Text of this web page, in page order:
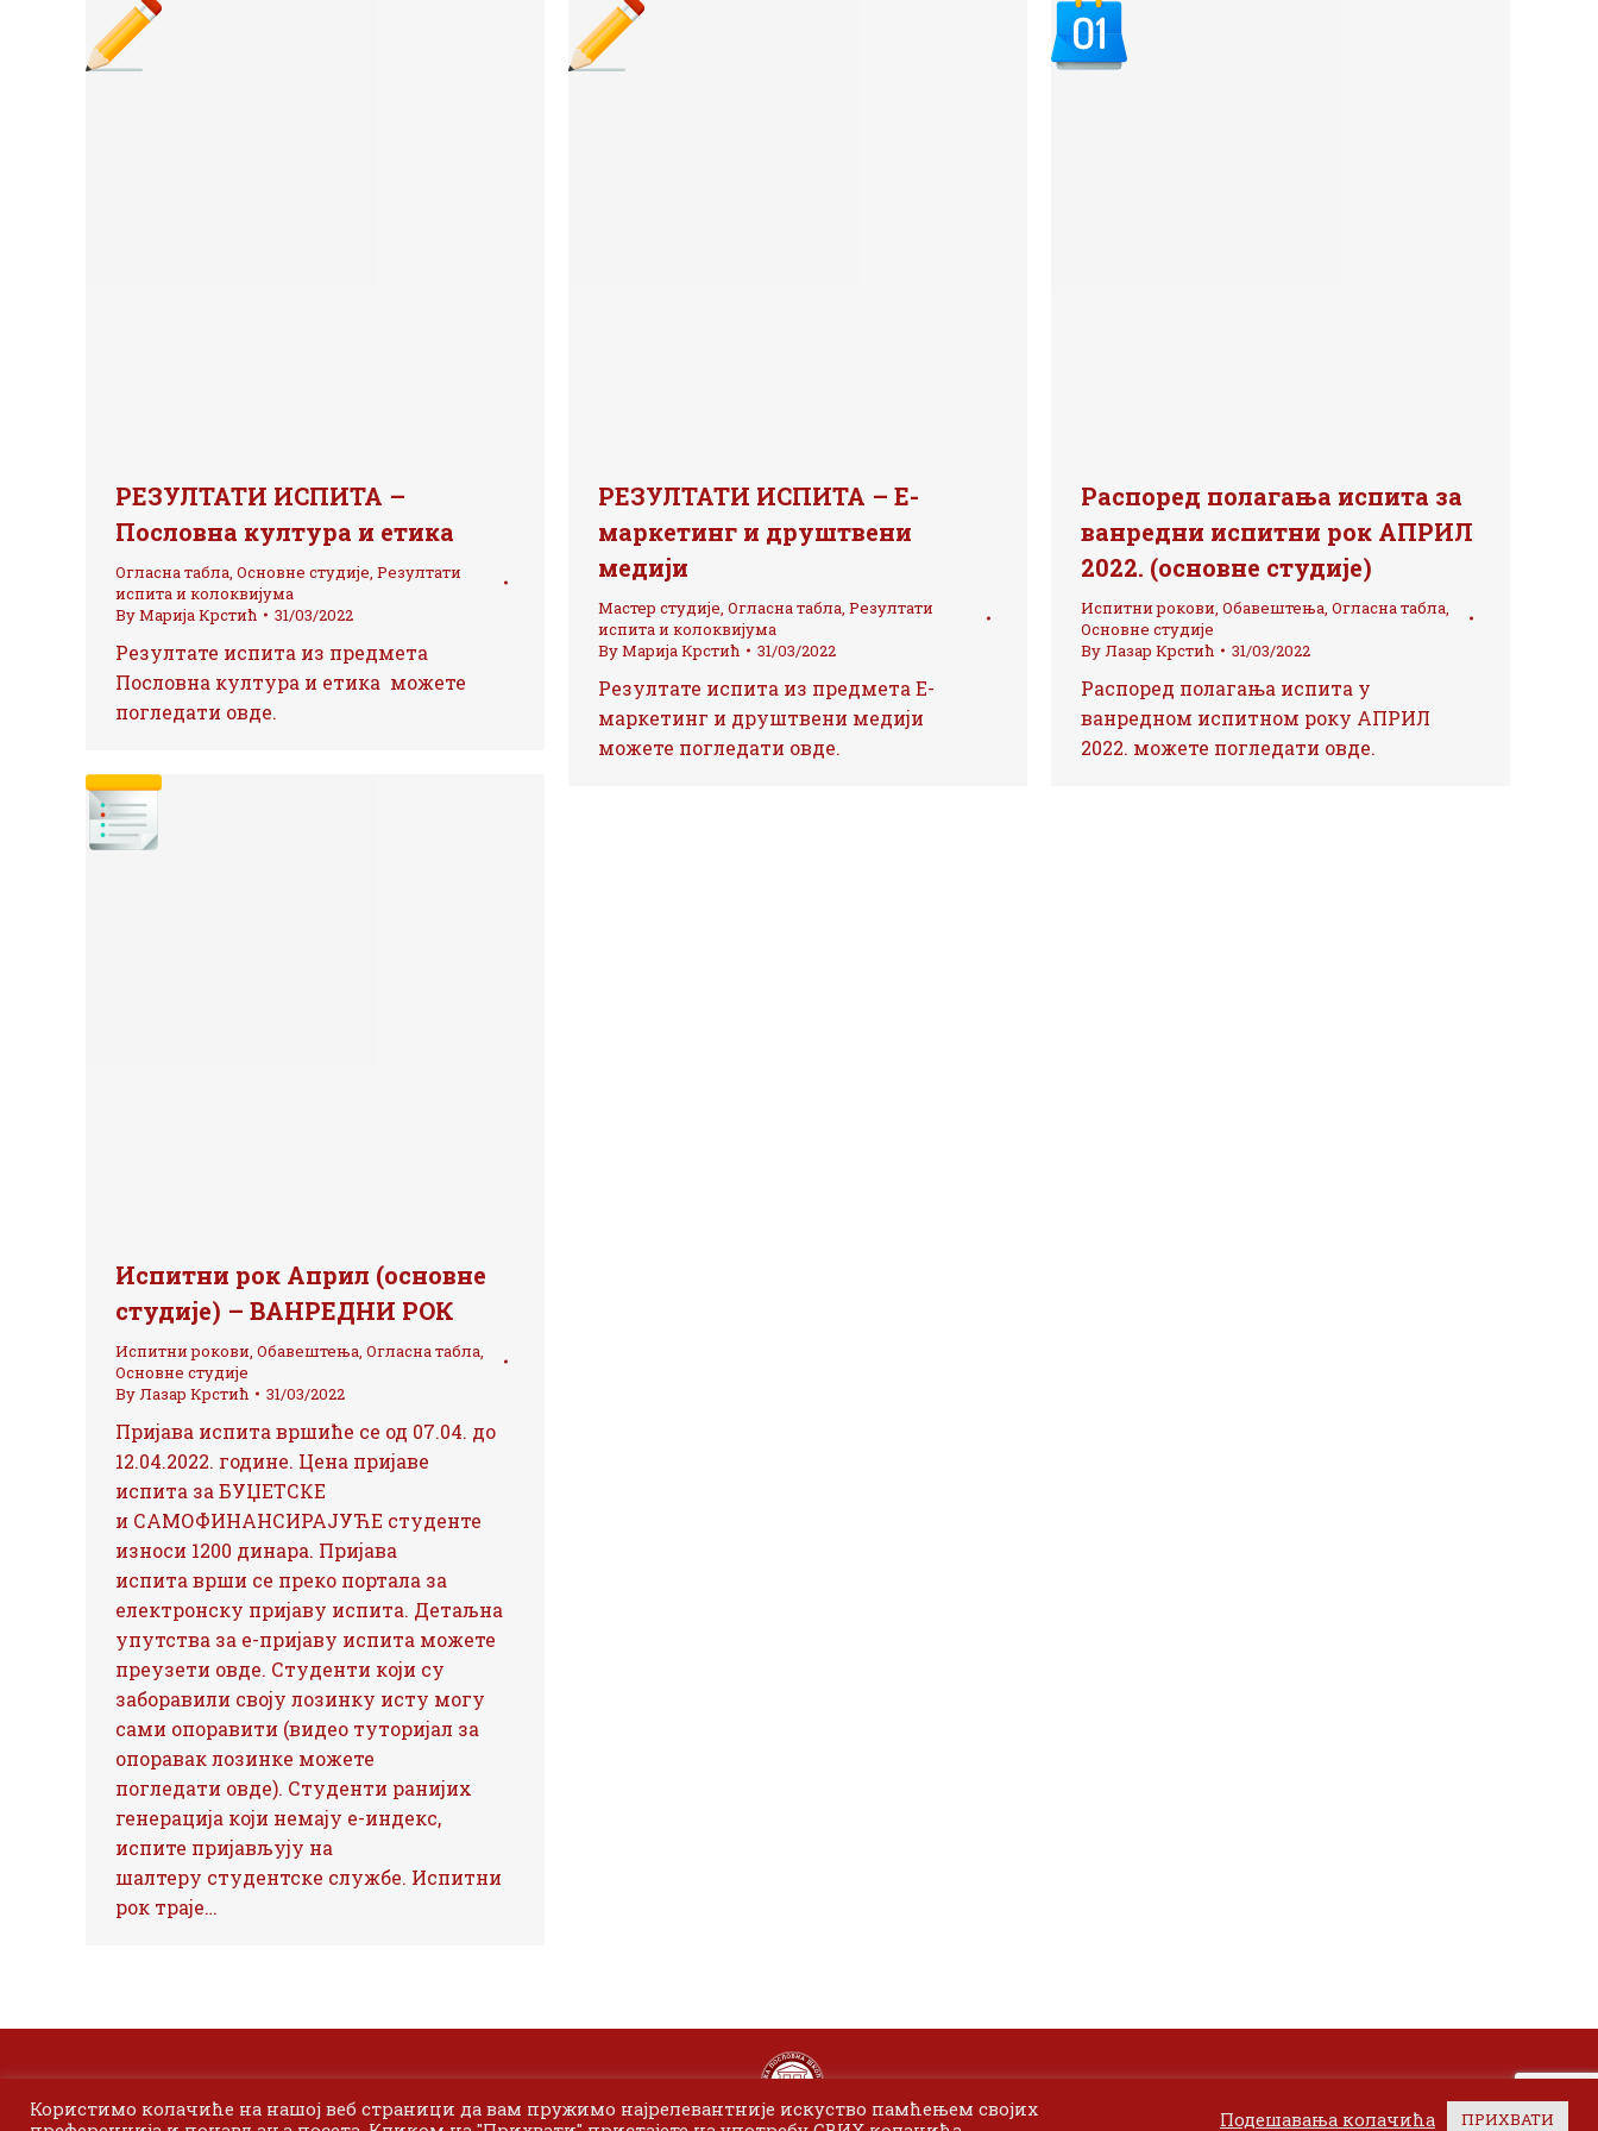
РЕЗУЛТАТИ ИСПИТА –
Пословна култура и етика
Огласна табла, Основне студије, Резултати
испита и колоквијума
ByМарија Крстић 31/03/2022
Резултате испита из предмета
Пословна култура и етика можете
погледати овде.
РЕЗУЛТАТИ ИСПИТА – Е-
маркетинг и друштвени
медији
Мастер студије, Огласна табла, Резултати
испита и колоквијума
ByМарија Крстић 31/03/2022
Резултате испита из предмета Е-
маркетинг и друштвени медији
можете погледати овде.
Распоред полагања испита за
ванредни испитни рок АПРИЛ
2022. (основне студије)
Испитни рокови, Обавештења, Огласна табла,
Основне студије
ByЛазар Крстић 31/03/2022
Распоред полагања испита у
ванредном испитном року АПРИЛ
2022. можете погледати овде.
Испитни рок Април (основне
студије) – ВАНРЕДНИ РОК
Испитни рокови, Обавештења, Огласна табла,
Основне студије
ByЛазар Крстић 31/03/2022
Пријава испита вршиће се од 07.04. до
12.04.2022. године. Цена пријаве
испита за БУЏЕТСКЕ
и САМОФИНАНСИРАЈУЋЕ студенте
износи 1200 динара. Пријава
испита врши се преко портала за
електронску пријаву испита. Детаљна
упутства за е-пријаву испита можете
преузети овде. Студенти који су
заборавили своју лозинку исту могу
сами опоравити (видео туторијал за
опоравак лозинке можете
погледати овде). Студенти ранијих
генерација који немају е-индекс,
испите пријављују на
шалтеру студентске службе. Испитни
рок траје…
Користимо колачиће на нашој веб страници да вам пружимо најрелевантније искуство памћењем својих
Подешавања колачића ПРИХВАТИ